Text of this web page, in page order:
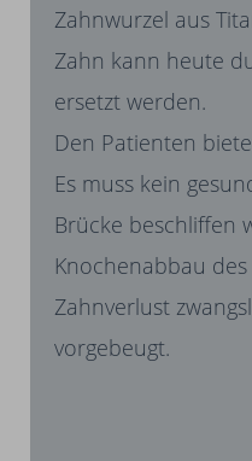
Zahnwurzel aus
Zahn kann heute
ersetzt werden.
Den Patienten
Es muss kein
Brücke beschliffen
Knochenabbau
Zahnverlust
vorgebeugt.